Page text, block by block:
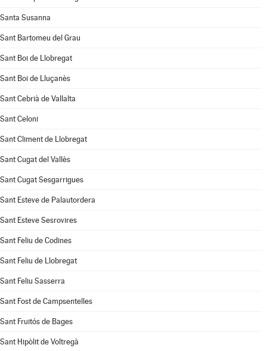
Santa Susanna
Sant Bartomeu del Grau
Sant Boi de Llobregat
Sant Boi de Lluçanès
Sant Cebrià de Vallalta
Sant Celoni
Sant Climent de Llobregat
Sant Cugat del Vallès
Sant Cugat Sesgarrigues
Sant Esteve de Palautordera
Sant Esteve Sesrovires
Sant Feliu de Codines
Sant Feliu de Llobregat
Sant Feliu Sasserra
Sant Fost de Campsentelles
Sant Fruitós de Bages
Sant Hipòlit de Voltregà